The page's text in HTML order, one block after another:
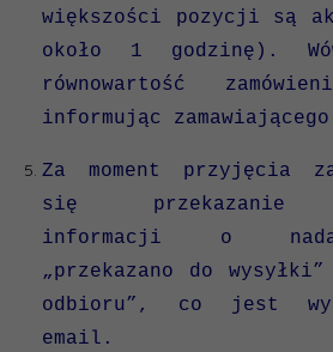
większości pozycji są
około 1 godzinę).
równowartość
informując
Za moment przyjęcia
się przekazanie
informacji o
„przekazano do
odbioru”, co jest
email.